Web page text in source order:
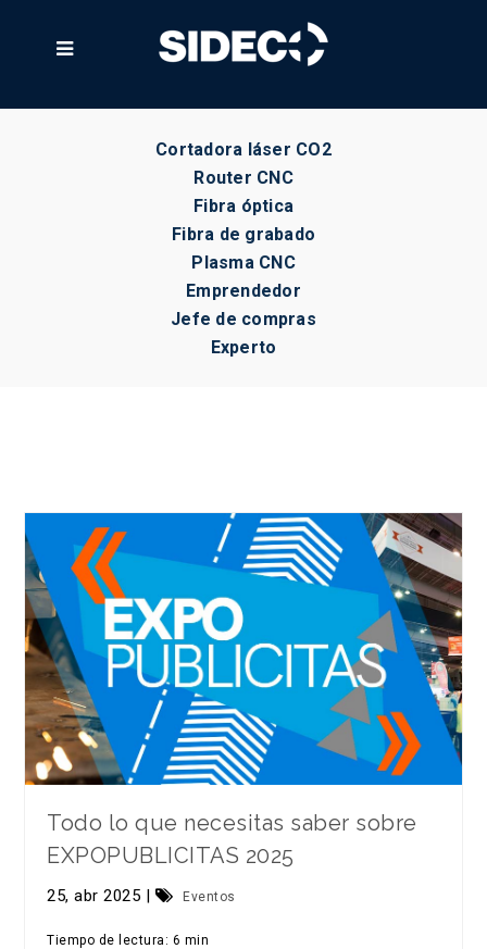

Cortadora láser CO2
Router CNC
Fibra óptica
Fibra de grabado
Plasma CNC
Emprendedor
Jefe de compras
Experto
Todo lo que necesitas saber sobre
EXPOPUBLICITAS 2025
25, abr 2025 | Eventos
Tiempo de lectura: 6 min